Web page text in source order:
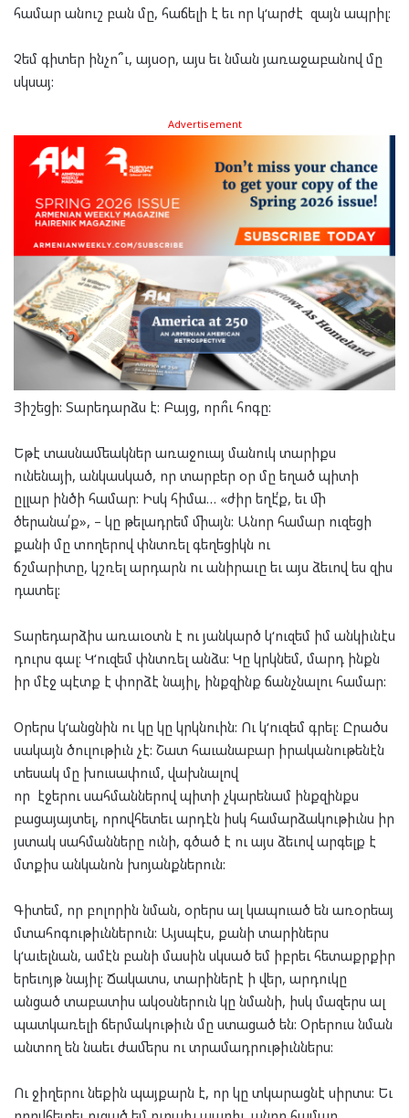
համար անուշ բան մը, հաճելի է եւ որ կ‘արժէ զայն ապրիլ:
Չեմ գիտեր ինչո՞ւ, այսօր, այս եւ նման յառաջաբանով մը
սկսայ:
Advertisement
Յիշեցի: Տարեդարձս է: Բայց, որո՞ւ հոգը:
Եթէ տասնամեակներ առաջուայ մանուկ տարիքս
ունենայի, անկասկած, որ տարբեր օր մը եղած պիտի
ըլլար ինծի համար: Իսկ հիմա… «ժիր եղէ՛ք, եւ մի
ծերանա՛ք», – կը թելադրեմ միայն: Անոր համար ուզեցի
քանի մը տողերով փնտռել գեղեցիկն ու
ճշմարիտը, կշռել արդարն ու անիրաւը եւ այս ձեւով ես զիս
դատել:
Տարեդարձիս առաւօտն է ու յանկարծ կ‘ուզեմ իմ անկիւնէս
դուրս գալ: Կ‘ուզեմ փնտռել անձս: Կը կրկնեմ, մարդ ինքն
իր մէջ պէտք է փորձէ նայիլ, ինքզինք ճանչնալու համար:
Օրերս կ‘անցնին ու կը կը կրկնուին: Ու կ‘ուզեմ գրել: Ըրածս
սակայն ծուլութիւն չէ: Շատ հաւանաբար իրականութենէն
տեսակ մը խուսափում, վախնալով
որ էջերու սահմաններով պիտի չկարենամ ինքզինքս
բացայայտել, որովհետեւ արդէն իսկ համարձակութիւնս իր
յստակ սահմանները ունի, գծած է ու այս ձեւով արգելք է
մտքիս անկանոն խոյանքներուն:
Գիտեմ, որ բոլորին նման, օրերս ալ կապուած են առօրեայ
մտահոգութիւններուն: Այսպէս, քանի տարիներս
կ‘աւելնան, ամէն բանի մասին սկսած եմ իբրեւ հետաքրքիր
երեւոյթ նայիլ: Ճակատս, տարիներէ ի վեր, արդուկը
անցած տաբատիս ակօսներուն կը նմանի, իսկ մազերս ալ
պատկառելի ճերմակութիւն մը ստացած են: Օրերուս նման
անտող են նաեւ ժամերս ու տրամադրութիւններս:
Ու ջիղերու նեքին պայքարն է, որ կը տկարացնէ սիրտս: Եւ